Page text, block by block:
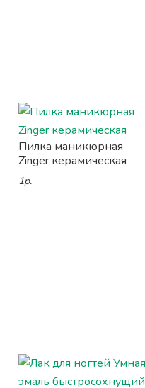
Пилка маникюрная
Zinger керамическая
1р.